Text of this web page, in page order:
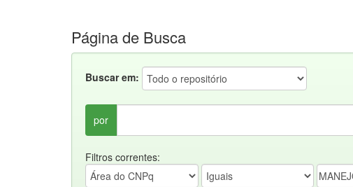
Página de Busca
Buscar em:
por
Filtros correntes: